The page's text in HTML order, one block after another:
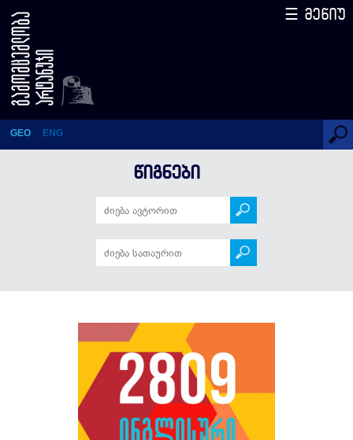
2809 ინგლისური სიტყვა –
სწრაფად სწავლის გასაღები
GEO ENG
☰ მენიუ
ᲬᲘᲒᲜᲔᲑᲘ